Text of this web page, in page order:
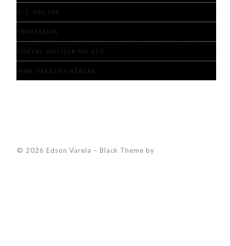
S. J. ONLINE
EXPRESSIVA
PORTAL NOTÍCIA NO ATO
MSM IMAGENS AÉREAS
© 2026 Edson Varela – Black Theme by